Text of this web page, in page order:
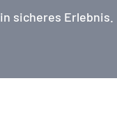
sicheres Erlebnis.